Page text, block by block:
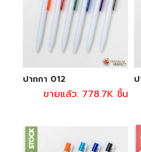
ปากกา 012
ขายแล้ว: 778.7K ชิ้น